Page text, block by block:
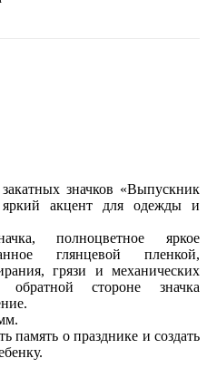
значков «Выпускник
акцент для одежды и
полноцветное яркое
глянцевой пленкой,
грязи и механических
стороне значка
память о празднике и создать